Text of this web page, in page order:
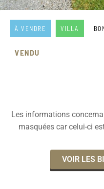
À VENDRE VILLA
VENDU
Les informations
masquées car celui-ci
VOIR LES